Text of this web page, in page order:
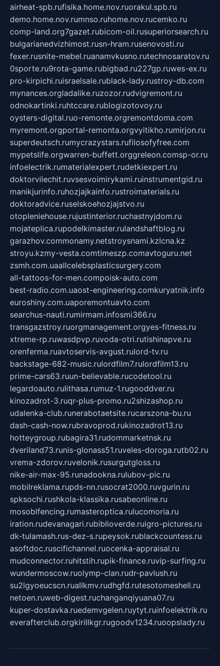
airheat-spb.rufisika.home.nov.ruorakul.spb.ru
demo.home.nov.rumnso.ruhome.nov.rucemko.ru
comp-land.org7gazet.rubicom-oil.rusuperiorsearch.ru
bulgarianedvizhimost.rusn-hram.rusenovosti.ru
fexer.rusnite-mebel.ruanamvkusno.rutechnosaratov.ru
0sporte.ru9rota-game.rubigbad.ru227gp.ruwes-ex.ru
pro-kirpichi.ruisraelsale.rublack-lady.rustroy-db.com
mynances.orgladalike.ruzozor.rudvigremont.ru
odnokartinki.ruhtccare.rublogizotovoy.ru
oysters-digital.ruo-remonte.orgremontdoma.com
myremont.orgportal-remonta.orgvyitikho.rumirjon.ru
superdeutsch.rumycrazystars.rufilosofyfree.com
mypetslife.orgwarren-buffett.orggreleon.comsp-or.ru
infoelectrik.rumaterialexpert.rudetkiexpert.ru
doktorvilechit.ruvsesvoimirykami.ruinstrumentgid.ru
manikjurinfo.ruhozjajkainfo.rustroimaterials.ru
doktoradvice.ruselskoehozjajstvo.ru
otopleniehouse.rujustinterior.ruchastnyjdom.ru
mojateplica.rupodelkimaster.rulandshaftblog.ru
garazhov.commonamy.netstroysnami.kzlcna.kz
stroyu.kzmy-vesta.comtimeszp.comavtoguru.net
zsmh.com.uaallcelebsplasticsurgery.com
all-tattoos-for-men.compoisk-auto.com
best-radio.com.uaost-engineering.comkuryatnik.info
euroshiny.com.uaporemontuavto.com
searchus-nauti.rumirmam.infosmi366.ru
transgazstroy.ruorgmanagement.orgyes-fitness.ru
xtreme-rp.ruwasdpvp.ruvoda-otri.rutishinapve.ru
orenferma.ruavtoservis-avgust.rulord-tv.ru
backstage-682-music.rulordfilm7.rulordfilm13.ru
prime-cars63.ruun-believable.rucodetool.ru
legardoauto.rulithasa.rumuz-1.rugooddver.ru
kinozadrot-3.ruqr-plus-promo.ru2shizashop.ru
udalenka-club.runerabotaetsite.rucarszona-bu.ru
dash-cash-now.rubravoprod.rukinozadrot13.ru
hotteygroup.rubagira31.rudommarketnsk.ru
dveriland73.runis-glonass51.ruveles-doroga.rutb02.ru
vrema-zdorov.ruvelonik.rusurgutgloss.ru
nike-air-max-95.runadookna.rulubov-pic.ru
mobilreklama.rupds-nn.rusocrat2000.ruvgurin.ru
spksochi.rushkola-klassika.rusabeonline.ru
mosoblfencing.rumasteroptica.rulucomoria.ru
iration.rudevanagari.rubiblioverde.ruigro-pictures.ru
dk-tulamash.rus-dez-s.rupeysok.rublackcountess.ru
asoftdoc.ruscifichannel.ruocenka-appraisal.ru
mudconnector.ruhitstih.rupik-finance.ruvip-surfing.ru
wundermoscow.ruolymp-clan.rudr-pavlush.ru
su2lgyoeucscn.ruallkmv.rudhgfd.rutesotomeshell.ru
netoen.ruweb-digest.ruchanganqiyuana07.ru
kuper-dostavka.ruedemvgelen.ruytyt.ruinfoelektrik.ru
everafterclub.orgkirillkgr.rugoodv1234.ruoopslady.ru